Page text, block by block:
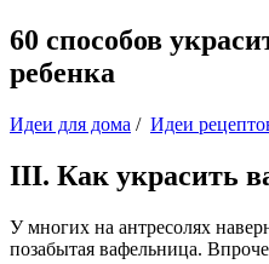
60 способов
ребенка
Идеи для дома / Идеи
III. Как украсить
У многих на антресолях
позабытая вафельница.